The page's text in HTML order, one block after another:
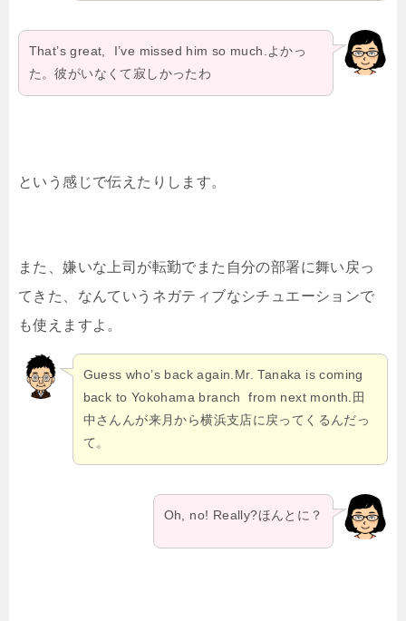
That’s great, I’ve missed him so much.よかっ
た。彼がいなくて寂しかったわ
という感じで伝えたりします。
また、嫌いな上司が転勤でまた自分の部署に舞い戻っ
てきた、なんていうネガティブなシチュエーションで
も使えますよ。
Guess who’s back again.Mr. Tanaka is coming
back to Yokohama branch from next month.田
中さんんが来月から横浜支店に戻ってくるんだっ
て。
Oh, no! Really?ほんとに？